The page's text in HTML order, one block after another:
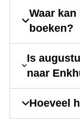
Waar
boeken?
Is
naar
Hoeveel